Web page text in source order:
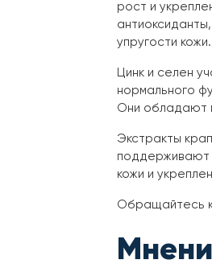
рост и
упругости кожи.
Цинк и селен
нормального
Они обладают
Экстракты
поддерживают
кожи и
Обращайтесь